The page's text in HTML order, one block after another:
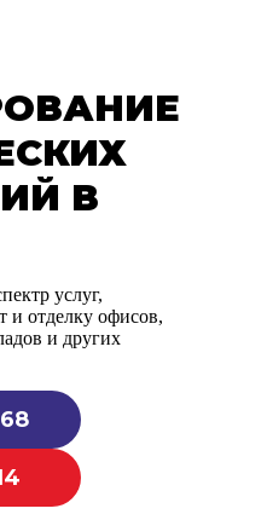
В
услуг,
и отделку офисов,
и других